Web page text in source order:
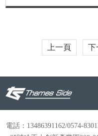
上一頁 下
電話：13486391162/0574-